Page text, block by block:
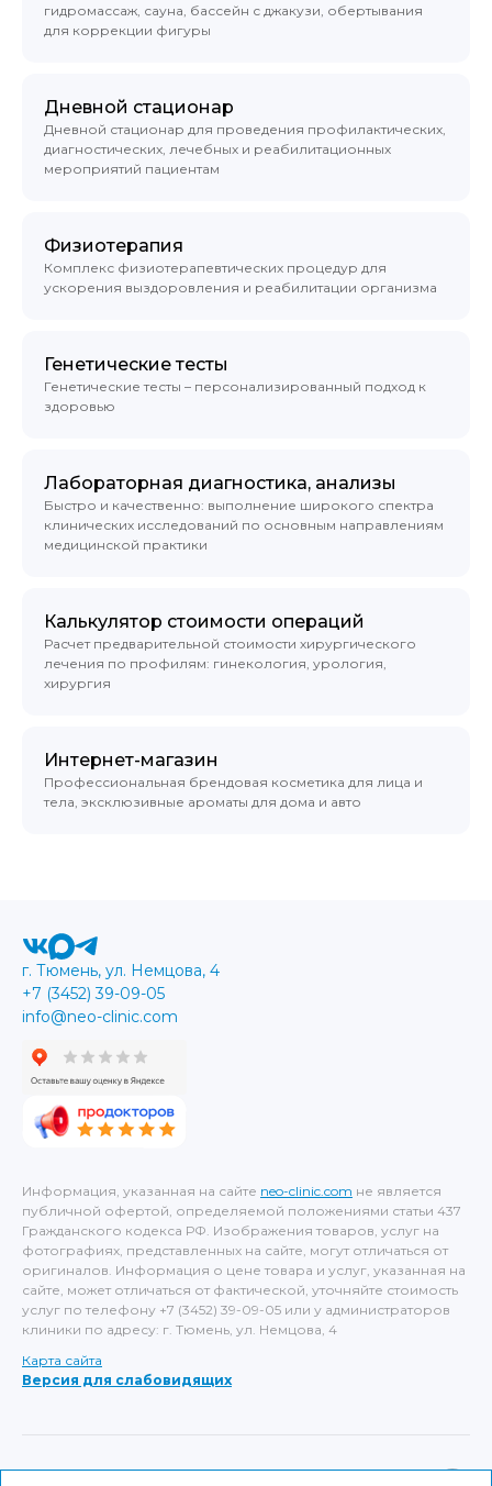
гидромассаж, сауна, бассейн с джакузи, обертывания
для коррекции фигуры
Дневной стационар
Дневной стационар для проведения профилактических,
диагностических, лечебных и реабилитационных
мероприятий пациентам
Физиотерапия
Комплекс физиотерапевтических процедур для
ускорения выздоровления и реабилитации организма
Генетические тесты
Генетические тесты – персонализированный подход к
здоровью
Лабораторная диагностика, анализы
Быстро и качественно: выполнение широкого спектра
клинических исследований по основным направлениям
медицинской практики
Калькулятор стоимости операций
Расчет предварительной стоимости хирургического
лечения по профилям: гинекология, урология,
хирургия
Интернет-магазин
Профессиональная брендовая косметика для лица и
тела, эксклюзивные ароматы для дома и авто
Информация, указанная на сайте neo-clinic.com не является
публичной офертой, определяемой положениями статьи 437
Гражданского кодекса РФ. Изображения товаров, услуг на
фотографиях, представленных на сайте, могут отличаться от
оригиналов. Информация о цене товара и услуг, указанная на
сайте, может отличаться от фактической, уточняйте стоимость
услуг по телефону +7 (3452) 39-09-05 или у администраторов
клиники по адресу: г. Тюмень, ул. Немцова, 4
Карта сайта
Версия для слабовидящих
г. Тюмень, ул. Немцова, 4
+7 (3452) 39-09-05
info@neo-clinic.com